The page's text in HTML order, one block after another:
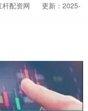
杆配资网
更新：2025-